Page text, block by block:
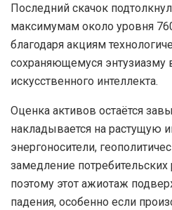
Последний скачок
максимумам около уровня
благодаря акциям
сохраняющемуся энтузиазму
искусственного интеллекта.
Оценка активов остаётся
накладывается на растущую
энергоносители,
замедление
поэтому этот ажиотаж
падения, особенно если